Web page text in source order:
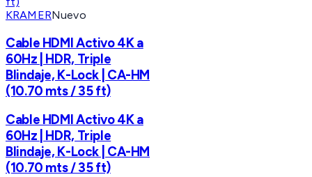
KRAMERNuevo
Cable HDMI Activo 4K a
60Hz | HDR, Triple
Blindaje, K-Lock | CA-HM
(10.70 mts / 35 ft)
Cable HDMI Activo 4K a
60Hz | HDR, Triple
Blindaje, K-Lock | CA-HM
(10.70 mts / 35 ft)